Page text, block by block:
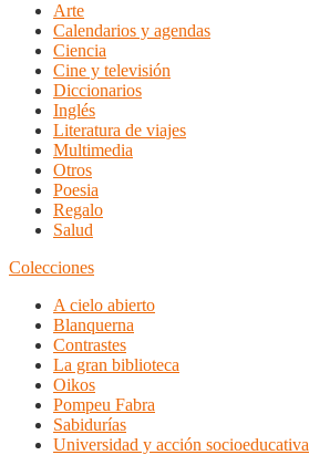
Arte
Calendarios y agendas
Ciencia
Cine y televisión
Diccionarios
Inglés
Literatura de viajes
Multimedia
Otros
Poesia
Regalo
Salud
Colecciones
A cielo abierto
Blanquerna
Contrastes
La gran biblioteca
Oikos
Pompeu Fabra
Sabidurías
Universidad y acción socioeducativa